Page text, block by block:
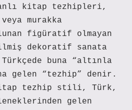
kitap tezhipleri,
murakka
figüratif olmayan
dekoratif sanata
buna “altınla
gelen “tezhip” denir.
tezhip stili, Türk,
gelen